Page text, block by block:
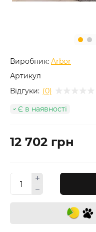
Виробник: Arbor
Артикул
Відгуки: (0)
Є в наявності
12 702 грн